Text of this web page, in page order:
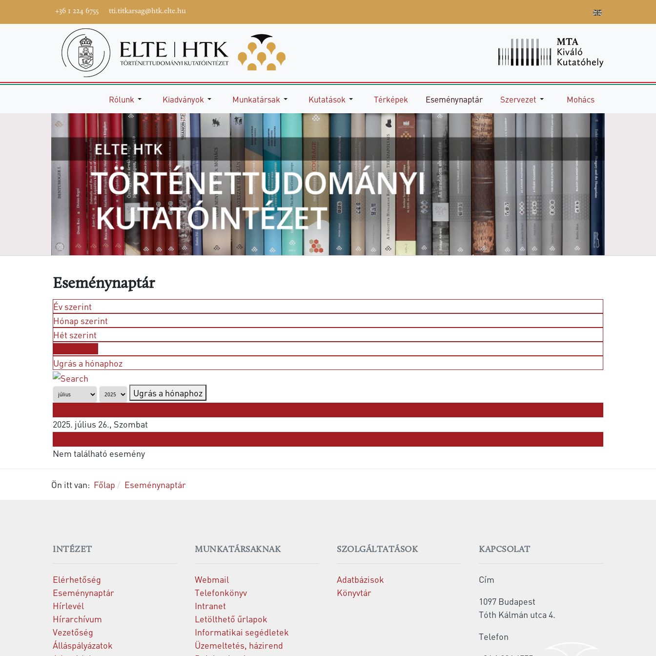
+36 1 224 6755 tti.titkarsag@htk.elte.hu
Rólunk Kiadványok Munkatársak Kutatások Térképek Eseménynaptár Szervezet Mohács
Eseménynaptár
Év szerint
Hónap szerint
Hét szerint
Ugrás a hónaphoz
Ugrás a hónaphoz
2025. július 26., Szombat
Nem található esemény
Ön itt van: Főlap Eseménynaptár
INTÉZET
Elérhetőség
Eseménynaptár
Hírlevél
Hírarchívum
Vezetőség
Álláspályázatok
MUNKATÁRSAKNAK
Webmail
Telefonkönyv
Intranet
Letölthető űrlapok
Informatikai segédletek
Üzemeltetés, házirend
SZOLGÁLTATÁSOK
Adatbázisok
Könyvtár
KAPCSOLAT
Cím
1097 Budapest
Tóth Kálmán utca 4.
Telefon